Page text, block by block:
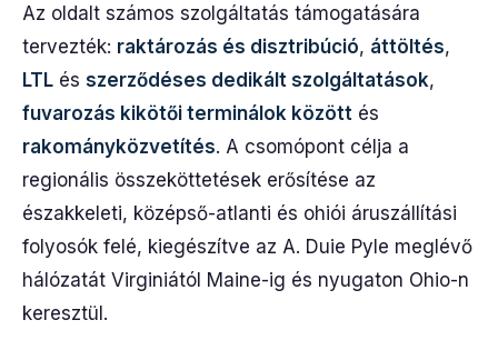
Az oldalt számos szolgáltatás támogatására
tervezték: raktározás és disztribúció, áttöltés,
LTL és szerződéses dedikált szolgáltatások,
fuvarozás kikötői terminálok között és
rakományközvetítés. A csomópont célja a
regionális összeköttetések erősítése az
északkeleti, középső-atlanti és ohiói áruszállítási
folyosók felé, kiegészítve az A. Duie Pyle meglévő
hálózatát Virginiától Maine-ig és nyugaton Ohio-n
keresztül.